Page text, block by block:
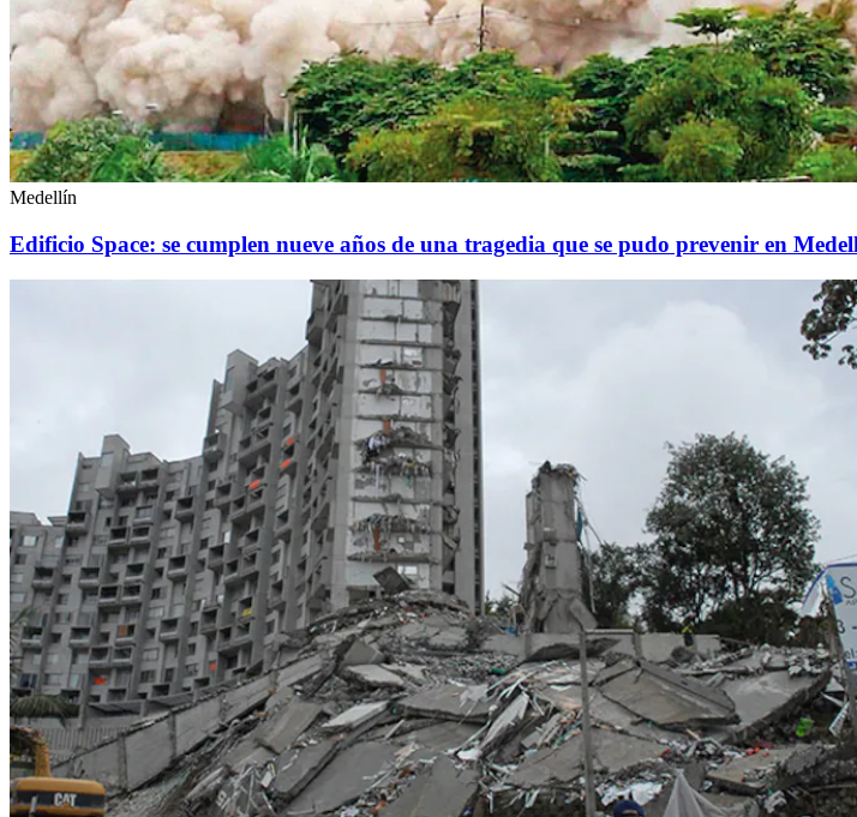
Medellín
Edificio Space: se cumplen nueve años de una tragedia que se pudo prevenir en